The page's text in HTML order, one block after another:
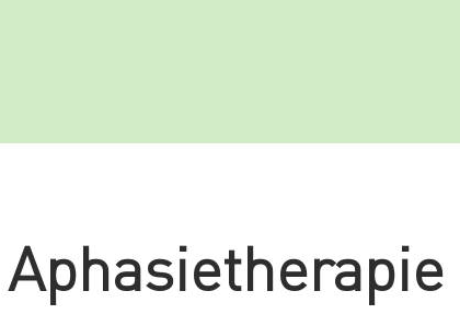
Aphasietherapie